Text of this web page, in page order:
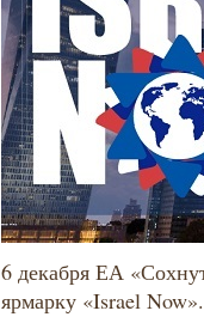
6 декабря ЕА
ярмарку «Israel Now».